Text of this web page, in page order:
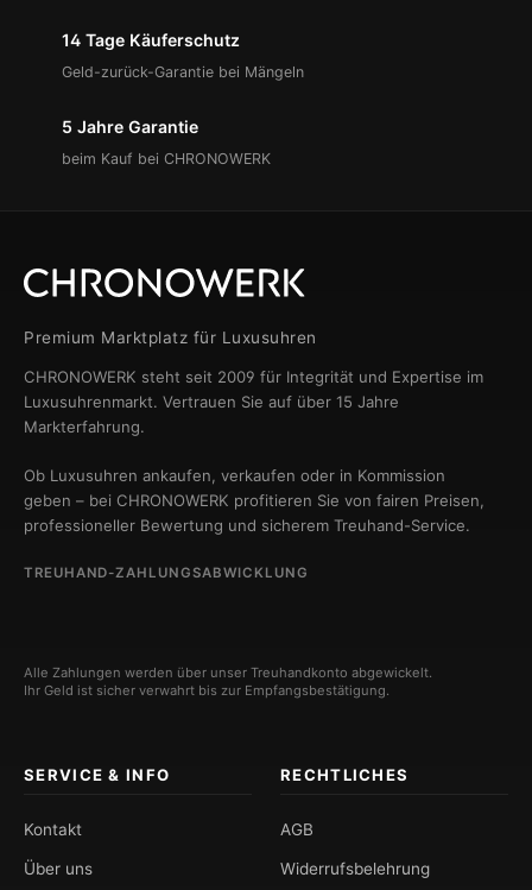
14 Tage Käuferschutz
Geld-zurück-Garantie bei Mängeln
5 Jahre Garantie
beim Kauf bei CHRONOWERK
Premium Marktplatz für Luxusuhren
CHRONOWERK steht seit 2009 für Integrität und Expertise im
Luxusuhrenmarkt. Vertrauen Sie auf über 15 Jahre
Markterfahrung.
Ob Luxusuhren ankaufen, verkaufen oder in Kommission
geben – bei CHRONOWERK profitieren Sie von fairen Preisen,
professioneller Bewertung und sicherem Treuhand-Service.
TREUHAND-ZAHLUNGSABWICKLUNG
Alle Zahlungen werden über unser Treuhandkonto abgewickelt.
Ihr Geld ist sicher verwahrt bis zur Empfangsbestätigung.
SERVICE & INFO
Kontakt
Über uns
RECHTLICHES
AGB
Widerrufsbelehrung